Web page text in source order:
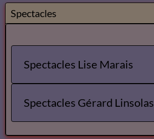
Spectacles
Spectacles Lise Marais
Spectacles Gérard Linsolas